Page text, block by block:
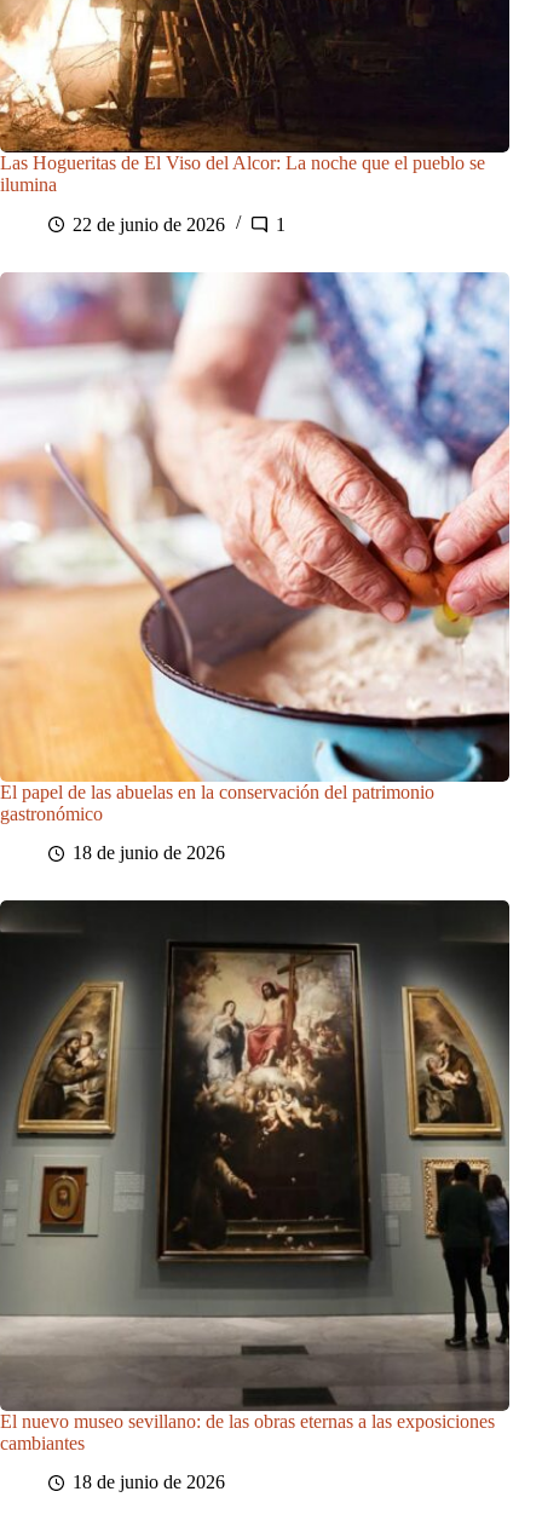
Las Hogueritas de El Viso del Alcor: La noche que el pueblo se
ilumina
22 de junio de 2026
1
El papel de las abuelas en la conservación del patrimonio
gastronómico
18 de junio de 2026
El nuevo museo sevillano: de las obras eternas a las exposiciones
cambiantes
18 de junio de 2026